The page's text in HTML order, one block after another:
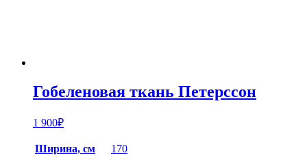
Гобеленовая ткань Петерссон
1 900₽
Ширина, см 170